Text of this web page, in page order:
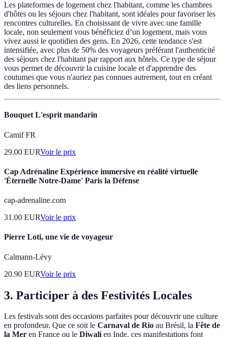
Les plateformes de logement chez l'habitant, comme les chambres
d'hôtes ou les séjours chez l'habitant, sont idéales pour favoriser les
rencontres culturelles. En choisissant de vivre avec une famille
locale, non seulement vous bénéficiez d’un logement, mais vous
vivez aussi le quotidien des gens. En 2026, cette tendance s'est
intensifiée, avec plus de 50% des voyageurs préférant l'authenticité
des séjours chez l'habitant par rapport aux hôtels. Ce type de séjour
vous permet de découvrir la cuisine locale et d'apprendre des
coutumes que vous n'auriez pas connues autrement, tout en créant
des liens personnels.
Bouquet L'esprit mandarin
Camif FR
29.00 EURVoir le prix
Cap Adrénaline Expérience immersive en réalité virtuelle
'Éternelle Notre-Dame' Paris la Défense
cap-adrenaline.com
31.00 EURVoir le prix
Pierre Loti, une vie de voyageur
Calmann-Lévy
20.90 EURVoir le prix
3. Participer à des Festivités Locales
Les festivals sont des occasions parfaites pour découvrir une culture
en profondeur. Que ce soit le Carnaval de Rio au Brésil, la Fête de
la Mer en France ou le Diwalien Inde, ces manifestations font